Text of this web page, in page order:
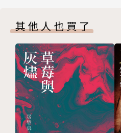
化藝術基金會董事、國家文
語流行歌曲、編輯採訪、文
著有詩集《夢的攝影機》、
親是火車司機》等，散文集
戀情》，繪本書《像母親一
年》、《陪媽媽回外婆家》
其他人也買了